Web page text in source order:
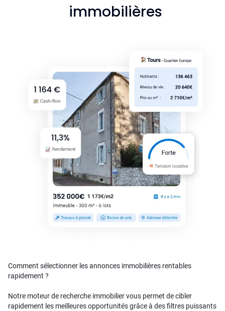
immobilières
Comment sélectionner les annonces immobilières rentables
rapidement ?
Notre moteur de recherche immobilier vous permet de cibler
rapidement les meilleures opportunités grâce à des filtres puissants